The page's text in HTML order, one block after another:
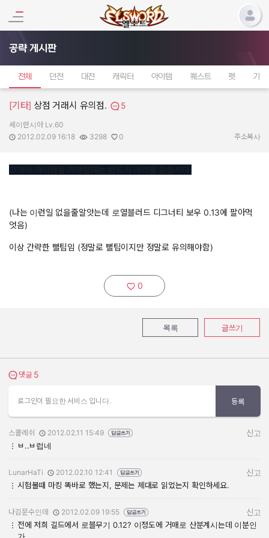
공략 게시판
전체 던전 대전 캐릭터 아이템 퀘스트 펫 기타
[기타] 상점 거래시 유의점. 5
작성자:
세이란시아 Lv.60
작성일:
2012.02.09 16:18
조회수:
3298
추천수:
0 주소복사
고가의 아이템을 거래할때는 반드시 가격을 잘씁시다.
(나는 이런일 없을줄알앗는데 로열블러드 디그너티 보우 0.13에 팔아먹
엇음)
이상 간략한 뻘팁임 (정말로 뻘팁이지만 정말로 유의해야함)
추천하기:
0
목록 글쓰기
댓글 보기
댓글 5
로그인이 필요한 서비스 입니다. 등록
작성자:
스콜레쉬
작성일:
2012.02.11 15:49
신고
ㅂ..ㅂ럽네
작성자:
LunarHaTi
작성일:
2012.02.10 12:41
신고
시험볼때 마킹 똑바로 했는지, 문제는 제대로 읽었는지 확인하세요.
작성자:
나김문수인데
작성일:
2012.02.09 19:55
신고
전에 저희 길드에서 로블무기 0.12? 이정도에 거매로 산분계시는데 이분인